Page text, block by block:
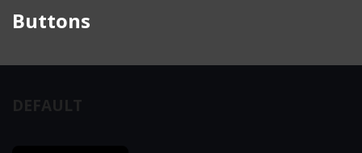
Buttons
DEFAULT